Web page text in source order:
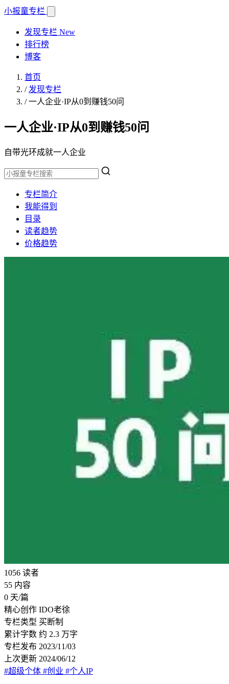
小报童专栏
发现专栏 New
排行榜
博客
首页
/ 发现专栏
/一人企业·IP从0到赚钱50问
一人企业·IP从0到赚钱50问
自带光环成就一人企业
专栏简介
我能得到
目录
读者趋势
价格趋势
1056 读者
55 内容
0 天/篇
精心创作 IDO老徐
专栏类型 买断制
累计字数 约 2.3 万字
专栏发布 2023/11/03
上次更新 2024/06/12
#超级个体 #创业 #个人IP